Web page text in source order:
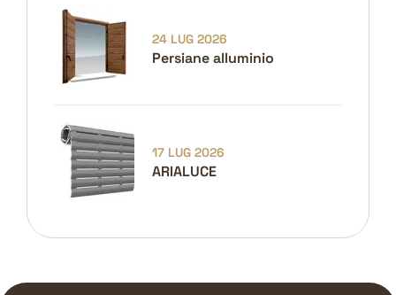
24 LUG 2026
Persiane alluminio
17 LUG 2026
ARIALUCE